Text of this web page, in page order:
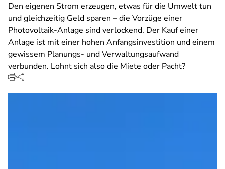
Den eigenen Strom erzeugen, etwas für die Umwelt tun
und gleichzeitig Geld sparen – die Vorzüge einer
Photovoltaik-Anlage sind verlockend. Der Kauf einer
Anlage ist mit einer hohen Anfangsinvestition und einem
gewissem Planungs- und Verwaltungsaufwand
verbunden. Lohnt sich also die Miete oder Pacht?